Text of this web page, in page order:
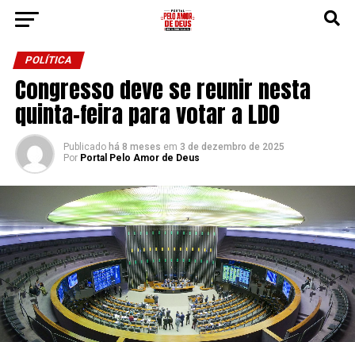
POLÍTICA
Congresso deve se reunir nesta
quinta-feira para votar a LDO
Publicado há 8 meses em 3 de dezembro de 2025
Por Portal Pelo Amor de Deus